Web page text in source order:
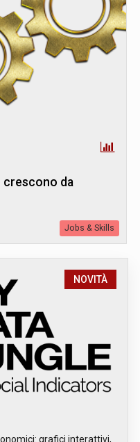
crescono da
Jobs & Skills
NOVITÀ
grafici interattivi,